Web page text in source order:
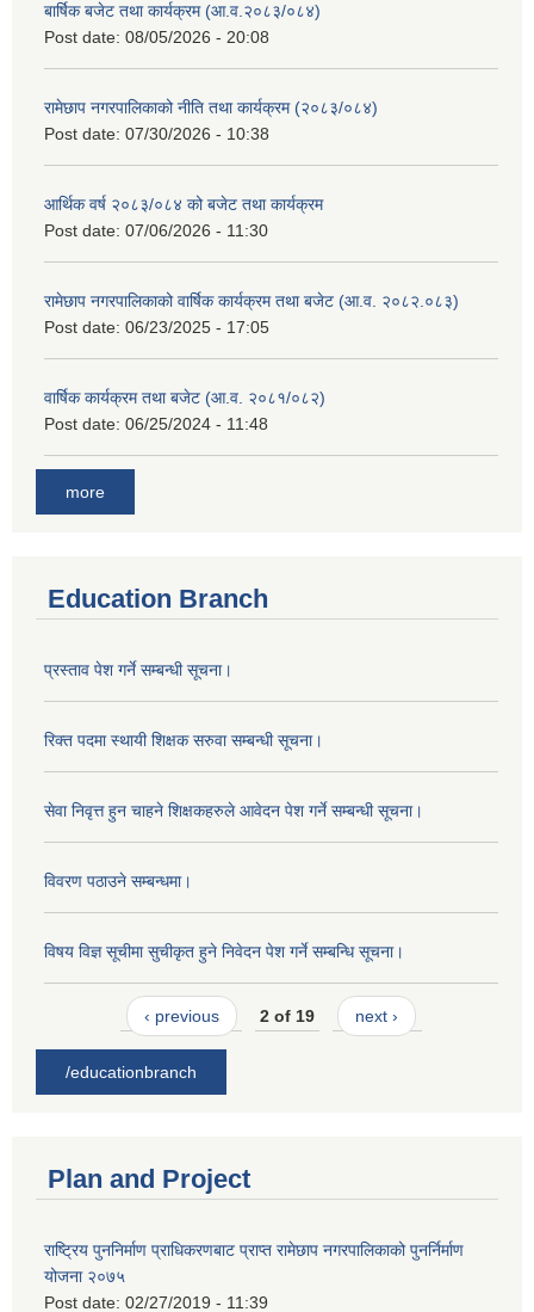
बार्षिक बजेट तथा कार्यक्रम (आ.व.२०८३/०८४)
Post date: 08/05/2026 - 20:08
रामेछाप नगरपालिकाको नीति तथा कार्यक्रम (२०८३/०८४)
Post date: 07/30/2026 - 10:38
आर्थिक वर्ष २०८३/०८४ को बजेट तथा कार्यक्रम
Post date: 07/06/2026 - 11:30
रामेछाप नगरपालिकाको वार्षिक कार्यक्रम तथा बजेट (आ.व. २०८२.०८३)
Post date: 06/23/2025 - 17:05
वार्षिक कार्यक्रम तथा बजेट (आ.व. २०८१/०८२)
Post date: 06/25/2024 - 11:48
more
Education Branch
प्रस्ताव पेश गर्ने सम्बन्धी सूचना।
रिक्त पदमा स्थायी शिक्षक सरुवा सम्बन्धी सूचना।
सेवा निवृत्त हुन चाहने शिक्षकहरुले आवेदन पेश गर्ने सम्बन्धी सूचना।
विवरण पठाउने सम्बन्धमा।
विषय विज्ञ सूचीमा सुचीकृत हुने निवेदन पेश गर्ने सम्बन्धि सूचना।
‹ previous 2 of 19 next ›
/educationbranch
Plan and Project
राष्ट्रिय पुननिर्माण प्राधिकरणबाट प्राप्त रामेछाप नगरपालिकाको पुनर्निर्माण
योजना २०७५
Post date: 02/27/2019 - 11:39